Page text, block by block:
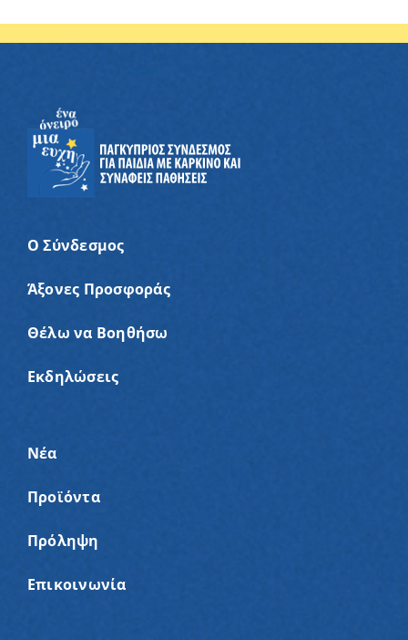
Ο Σύνδεσμος
Άξονες Προσφοράς
Θέλω να Βοηθήσω
Εκδηλώσεις
Νέα
Προϊόντα
Πρόληψη
Επικοινωνία